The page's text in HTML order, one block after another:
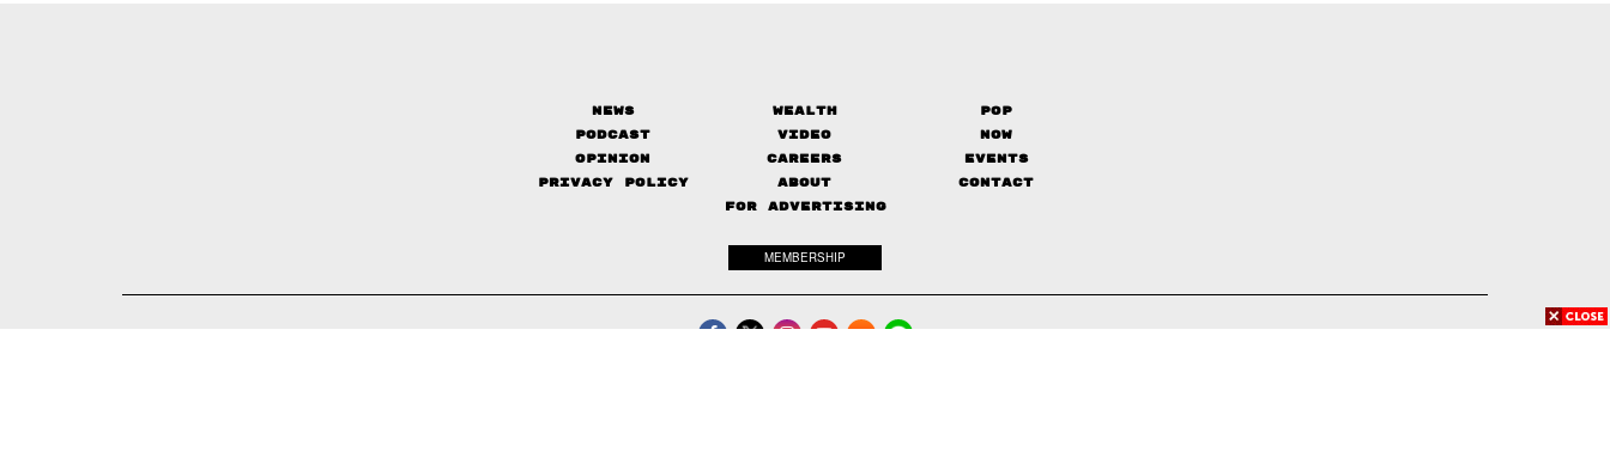
News Wealth
Pop
Podcast
Video
Now
Opinion
Careers
Events
Privacy Policy
About
Contact
FOR ADVERTISING
MEMBERSHIP